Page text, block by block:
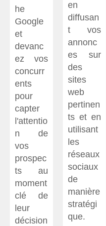
he
Google
et
devanc
ez vos
concurr
ents
pour
capter
l'attentio
n de
vos
prospec
ts au
moment
clé de
leur
décision
en
diffusan
t vos
annonc
es sur
des
sites
web
pertinen
ts et en
utilisant
les
réseaux
sociaux
de
manière
stratégi
que.